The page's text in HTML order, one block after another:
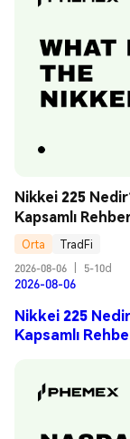
Nikkei 225
Kapsamlı
Orta
TradFi
2026-08-06
5-10d
2026-08-06
Nikkei 225
Kapsamlı